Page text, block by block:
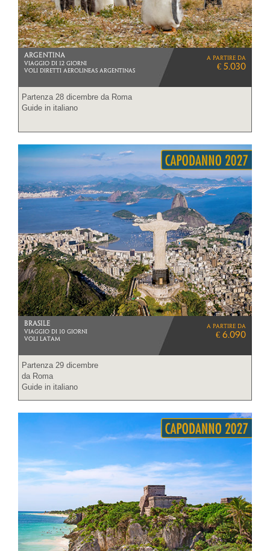
ARGENTINA
VIAGGIO DI 12 GIORNI
VOLI DIRETTI AEROLINEAS ARGENTINAS
a partire da
€ 5.030
Partenza 28 dicembre da Roma
Guide in italiano
BRASILE
VIAGGIO DI 10 GIORNI
VOLI LATAM
a partire da
€ 6.090
Partenza 29 dicembre
da Roma
Guide in italiano